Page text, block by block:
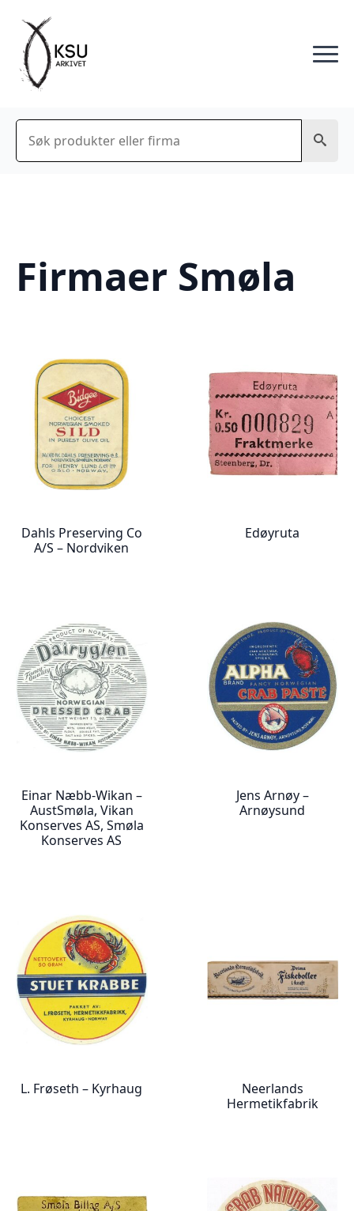
Søk
Firmaer Smøla
Dahls Preserving Co
A/S – Nordviken
Edøyruta
Einar Næbb-Wikan –
AustSmøla, Vikan
Konserves AS, Smøla
Konserves AS
Jens Arnøy –
Arnøysund
L. Frøseth – Kyrhaug
Neerlands
Hermetikfabrik